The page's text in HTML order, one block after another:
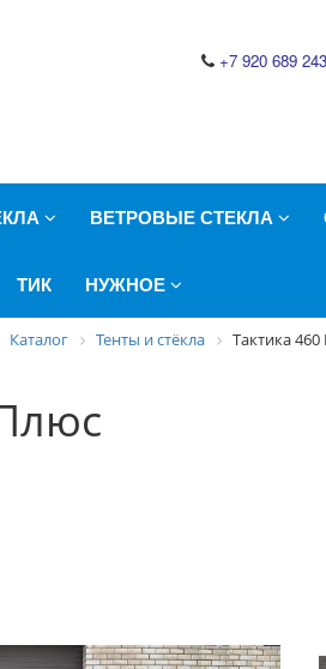
+7 920 689
ВЕТРОВЫЕ СТЕКЛА
ТИК НУЖНОЕ
Каталог Тенты и стёкла Тактика 460